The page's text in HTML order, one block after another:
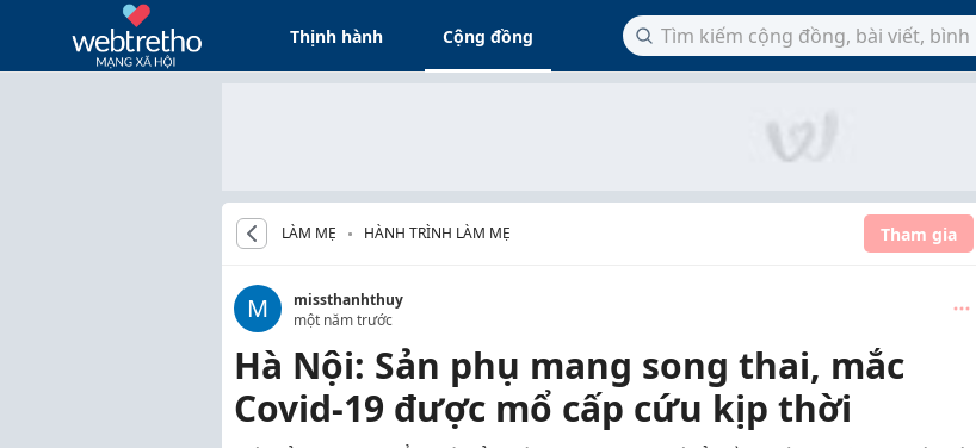
Thịnh hành Cộng đồng
LÀM MẸ HÀNH TRÌNH LÀM MẸ Tham gia
M
missthanhthuy
một năm trước
Hà Nội: Sản phụ mang song thai, mắc
Covid-19 được mổ cấp cứu kịp thời